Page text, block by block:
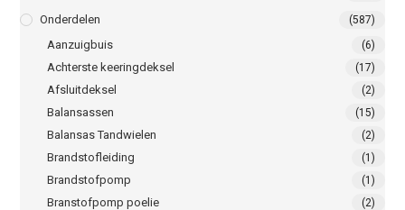
Onderdelen (587)
Aanzuigbuis (6)
Achterste keeringdeksel (17)
Afsluitdeksel (2)
Balansassen (15)
Balansas Tandwielen (2)
Brandstofleiding (1)
Brandstofpomp (1)
Branstofpomp poelie (2)